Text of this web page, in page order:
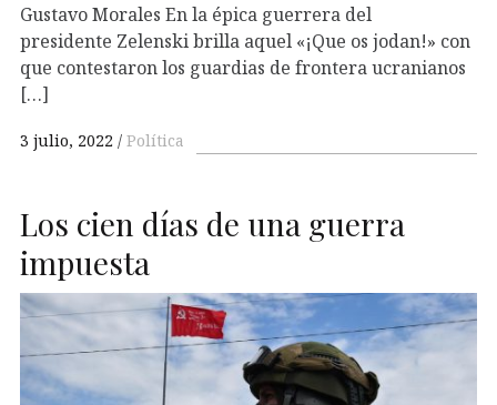
Gustavo Morales En la épica guerrera del
presidente Zelenski brilla aquel «¡Que os jodan!» con
que contestaron los guardias de frontera ucranianos
[…]
3 julio, 2022 Política
Los cien días de una guerra
impuesta